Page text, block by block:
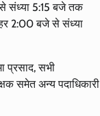
से संध्या 5:15 बजे तक
2:00 बजे से संध्या
प्रसाद, सभी
समेत अन्य पदाधिकारी